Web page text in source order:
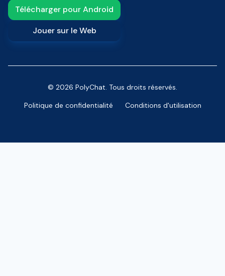
Télécharger pour Android
Jouer sur le Web
© 2026 PolyChat. Tous droits réservés.
Politique de confidentialité
Conditions d'utilisation